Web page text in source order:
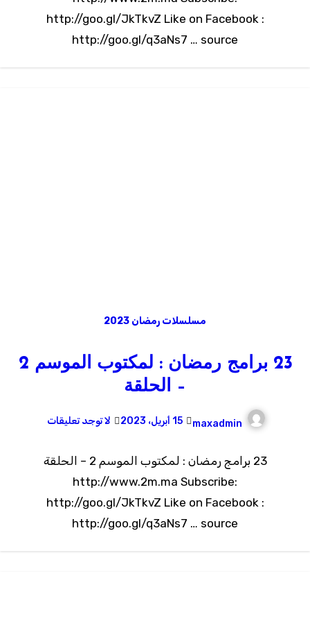
http://goo.gl/JkTkvZ Like on Facebook :
http://goo.gl/q3aNs7 … source
مسلسلات رمضان 2023
23 برامج رمضان : لمكتوب الموسم 2
– الحلقة
maxadmin 15 أبريل، 2023 لا توجد تعليقات
23 برامج رمضان : لمكتوب الموسم 2 – الحلقة
http://www.2m.ma Subscribe:
http://goo.gl/JkTkvZ Like on Facebook :
http://goo.gl/q3aNs7 … source